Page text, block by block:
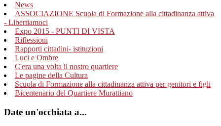
News
ASSOCIAZIONE Scuola di Formazione alla cittadinanza attiva
- Libertiamoci
Expo 2015 - PUNTI DI VISTA
Riflessioni
Rapporti cittadini- istituzioni
Luci e Ombre
C'era una volta il nostro quartiere
Le pagine della Cultura
Scuola di Formazione alla cittadinanza attiva per genitori e figli
Bicentenario del Quartiere Murattiano
Date un'occhiata a...